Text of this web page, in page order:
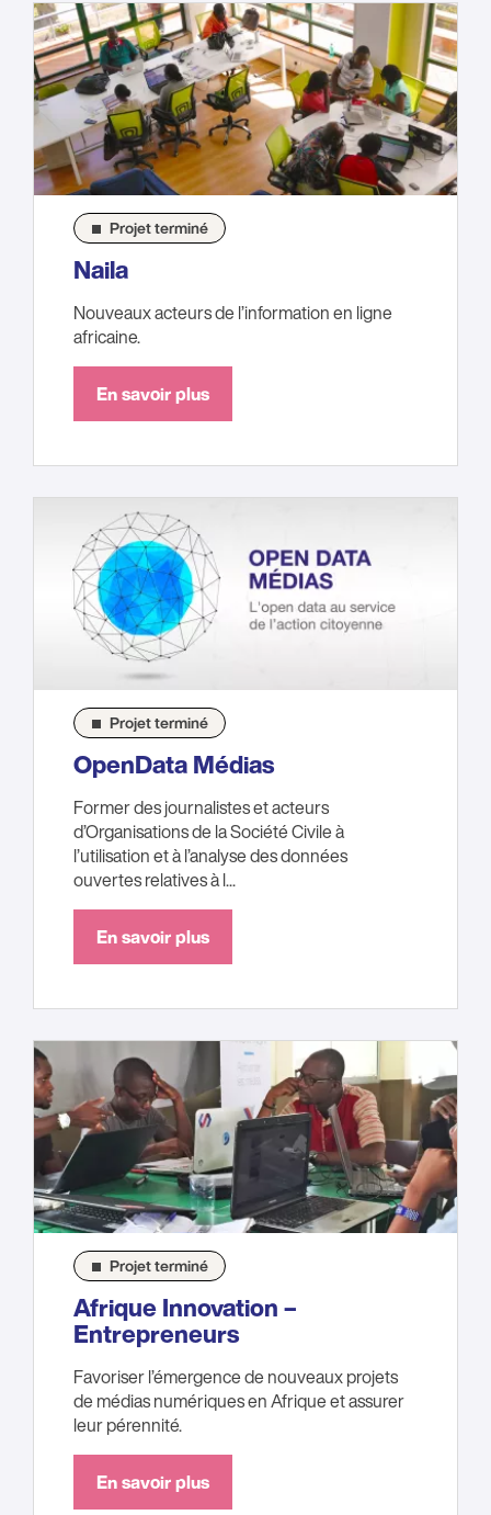
Projet terminé
Naila
Nouveaux acteurs de l’information en ligne
africaine.
En savoir plus
Projet terminé
OpenData Médias
Former des journalistes et acteurs
d’Organisations de la Société Civile à
l’utilisation et à l’analyse des données
ouvertes relatives à l...
En savoir plus
Projet terminé
Afrique Innovation –
Entrepreneurs
Favoriser l’émergence de nouveaux projets
de médias numériques en Afrique et assurer
leur pérennité.
En savoir plus